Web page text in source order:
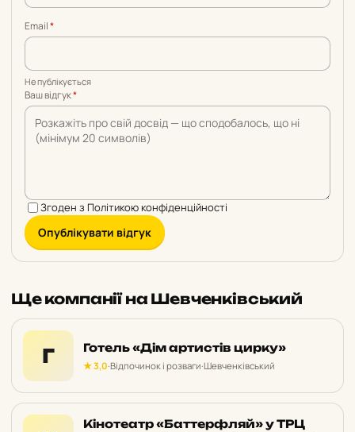
Email*
Не публікується
Ваш відгук*
Згоден з Політикою конфіденційності
Опублікувати відгук
Ще компанії на Шевченківський
Г Готель «Дім артистів цирку»
★ 3,0·Відпочинок і розваги·Шевченківський
Кінотеатр «Баттерфляй» у ТРЦ